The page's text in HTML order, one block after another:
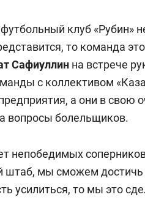
клуб «Рубин»
то команда
Сафиуллин на встрече
с коллективом
а они в свою
вопросы болельщиков.
непобедимых
штаб, мы сможем достичь
усилиться, то мы это
вместе
–
Рекомендуем
Как выжить
гаджета и